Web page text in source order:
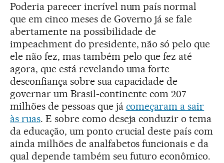
Poderia parecer incrível num país normal
que em cinco meses de Governo já se fale
abertamente na possibilidade de
impeachment do presidente, não só pelo que
ele não fez, mas também pelo que fez até
agora, que está revelando uma forte
desconfiança sobre sua capacidade de
governar um Brasil-continente com 207
milhões de pessoas que já começaram a sair
às ruas. E sobre como deseja conduzir o tema
da educação, um ponto crucial deste país com
ainda milhões de analfabetos funcionais e da
qual depende também seu futuro econômico.